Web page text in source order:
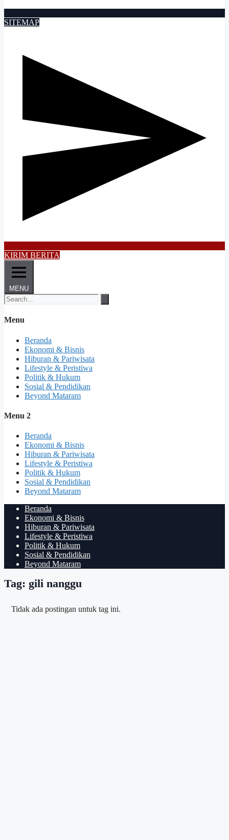
SITEMAP
KIRIM BERITA
MENU
Menu
Beranda
Ekonomi & Bisnis
Hiburan & Pariwisata
Lifestyle & Peristiwa
Politik & Hukum
Sosial & Pendidikan
Beyond Mataram
Menu 2
Beranda
Ekonomi & Bisnis
Hiburan & Pariwisata
Lifestyle & Peristiwa
Politik & Hukum
Sosial & Pendidikan
Beyond Mataram
Beranda
Ekonomi & Bisnis
Hiburan & Pariwisata
Lifestyle & Peristiwa
Politik & Hukum
Sosial & Pendidikan
Beyond Mataram
Tag: gili nanggu
Tidak ada postingan untuk tag ini.